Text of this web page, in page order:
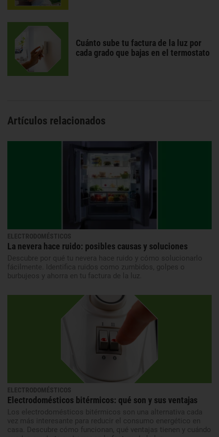
Cuánto sube tu factura de la luz por
cada grado que bajas en el termostato
Artículos relacionados
ELECTRODOMÉSTICOS
La nevera hace ruido: posibles causas y soluciones
Descubre por qué tu nevera hace ruido y cómo solucionarlo
fácilmente. Identifica ruidos como zumbidos, golpes o
burbujeos y ahorra en tu factura de la luz.
ELECTRODOMÉSTICOS
Electrodomésticos bitérmicos: qué son y sus ventajas
Los electrodomésticos bitérmicos son una alternativa cada
vez más interesante para reducir el consumo energético en
casa. Descubre cómo funcionan, qué ventajas tienen y cuándo